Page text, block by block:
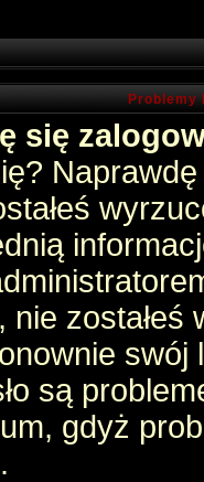
Problemy
się
nie
swój
są
gdyż